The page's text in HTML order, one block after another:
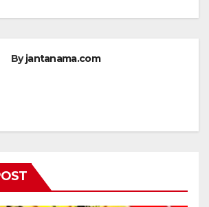
Byjantanama.com